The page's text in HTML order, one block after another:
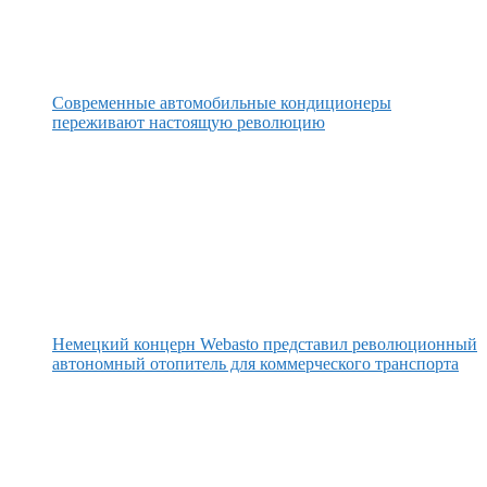
Современные автомобильные кондиционеры
переживают настоящую революцию
Немецкий концерн Webasto представил революционный
автономный отопитель для коммерческого транспорта